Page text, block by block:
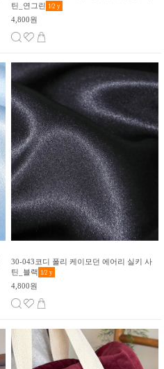
틴_연그린 1/2 y
4,800원
30-043코디 폴리 케이모던 에어리 실키 사
틴_블랙 1/2 y
4,800원